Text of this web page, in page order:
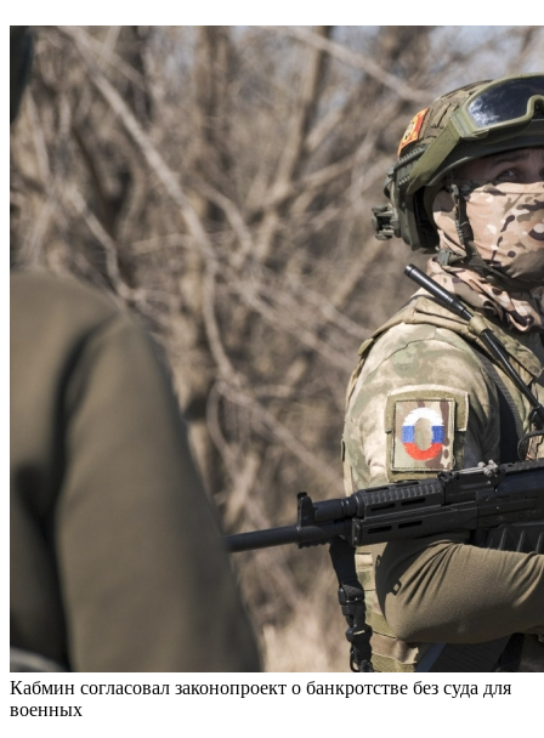
Кабмин согласовал законопроект о банкротстве без суда для
военных